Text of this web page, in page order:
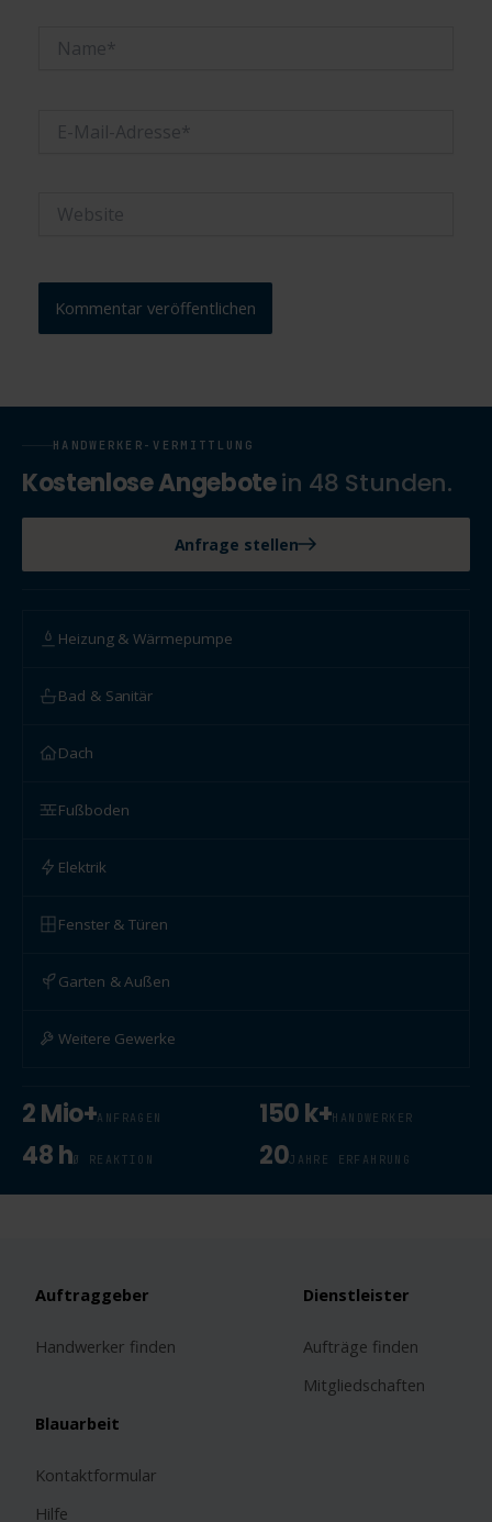
Mail-
HANDWERKER-VERMITTLUNG
Kostenlose Angebotein 48 Stunden.
Anfrage stellen
Heizung & Wärmepumpe
Bad & Sanitär
Dach
Fußboden
Elektrik
Fenster & Türen
Garten & Außen
Weitere Gewerke
2 Mio+ANFRAGEN 150 k+HANDWERKER
48 hØ REAKTION 20JAHRE ERFAHRUNG
Auftraggeber
Handwerker finden
Dienstleister
Aufträge finden
Mitgliedschaften
Blauarbeit
Kontaktformular
Hilfe